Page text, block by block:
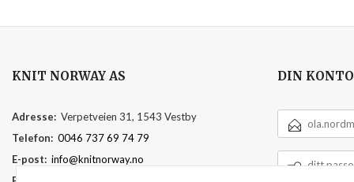
KNIT NORWAY AS
Adresse: Verpetveien 31, 1543 Vestby
Telefon: 0046 737 69 74 79
E-post: info@knitnorway.no
DIN KONTO
POSTADRESSE